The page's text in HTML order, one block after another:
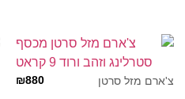
צ'ארם מזל סרטן ₪880